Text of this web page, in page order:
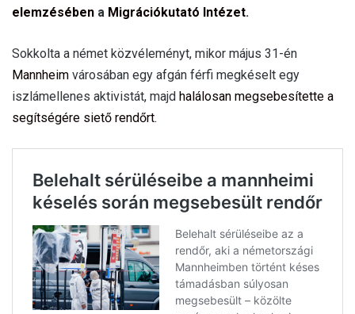
elemzésében a Migrációkutató Intézet.
Sokkolta a német közvéleményt, mikor május 31-én
Mannheim városában egy afgán férfi megkéselt egy
iszlámellenes aktivistát, majd halálosan megsebesítette a
segítségére siető rendőrt.